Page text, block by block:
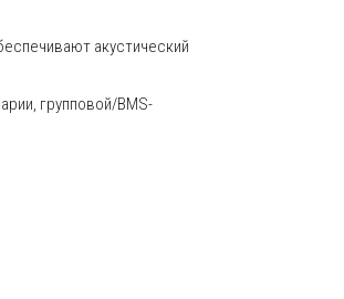
акустический
групповой/BMS-